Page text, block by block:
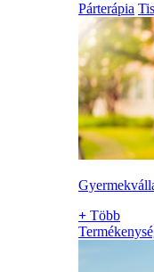
Párterápia
+ Több